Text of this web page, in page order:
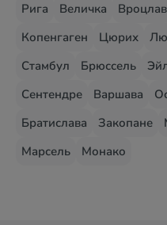
Рига
Величка Вроцлав
Копенгаген
Цюрих
Стамбул
Брюссель
Сентендре
Варшава
Братислава
Закопане
Марсель
Монако